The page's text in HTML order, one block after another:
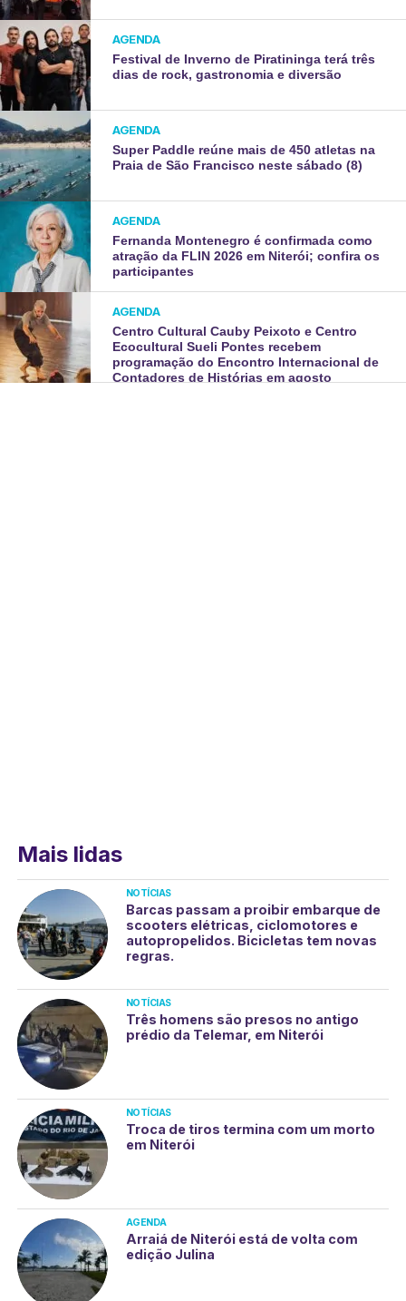
AGENDA
Festival de Inverno de Piratininga terá três
dias de rock, gastronomia e diversão
AGENDA
Super Paddle reúne mais de 450 atletas na
Praia de São Francisco neste sábado (8)
AGENDA
Fernanda Montenegro é confirmada como
atração da FLIN 2026 em Niterói; confira os
participantes
AGENDA
Centro Cultural Cauby Peixoto e Centro
Ecocultural Sueli Pontes recebem
programação do Encontro Internacional de
Contadores de Histórias em agosto
Mais lidas
NOTÍCIAS
Barcas passam a proibir embarque de
scooters elétricas, ciclomotores e
autopropelidos. Bicicletas tem novas
regras.
NOTÍCIAS
Três homens são presos no antigo
prédio da Telemar, em Niterói
NOTÍCIAS
Troca de tiros termina com um morto
em Niterói
AGENDA
Arraiá de Niterói está de volta com
edição Julina